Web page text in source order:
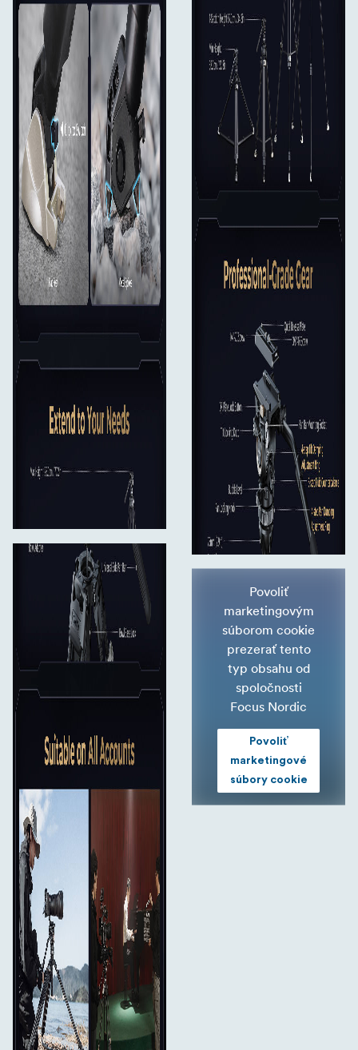
Povoliť
marketingovým
súborom cookie
prezerať tento
typ obsahu od
spoločnosti
Focus Nordic
Povoliť
marketingové
súbory cookie